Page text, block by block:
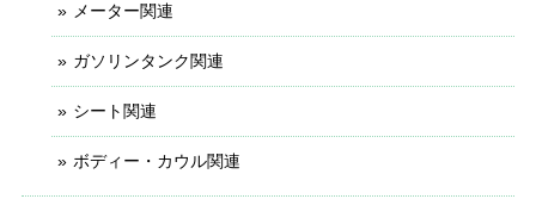
メーター関連
ガソリンタンク関連
シート関連
ボディー・カウル関連